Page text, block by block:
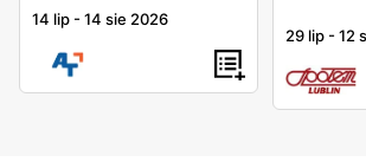
14 lip -14 sie 2026
29 lip -12